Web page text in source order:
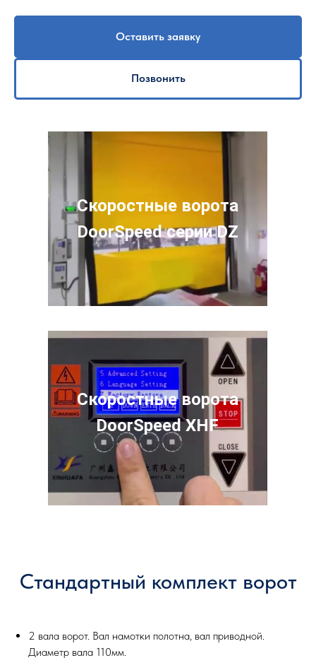
Оставить заявку
Позвонить
Скоростные ворота
DoorSpeed серии DZ
Скоростные ворота
DoorSpeed XHF
Стандартный комплект ворот
2 вала ворот. Вал намотки полотна, вал приводной.
Диаметр вала 110мм.